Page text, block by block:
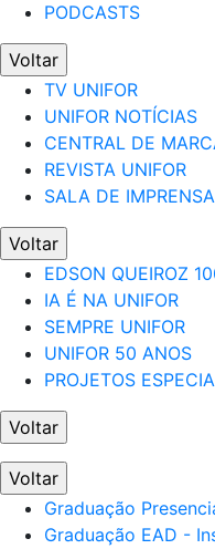
PODCASTS
Voltar
TV UNIFOR
UNIFOR NOTÍCIAS
CENTRAL DE
REVISTA UNIFOR
SALA DE IMPRENSA
Voltar
EDSON QUEIROZ
IA É NA UNIFOR
SEMPRE UNIFOR
UNIFOR 50 ANOS
PROJETOS
Voltar
Voltar
Graduação
Graduação EAD -